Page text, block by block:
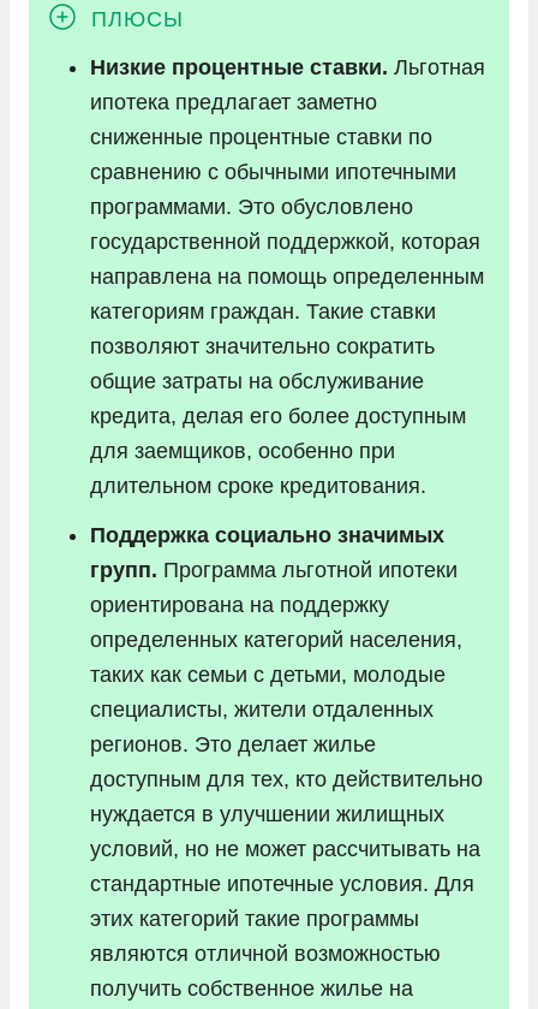
Низкие процентные ставки. Льготная
ипотека предлагает заметно
сниженные процентные ставки по
сравнению с обычными ипотечными
программами. Это обусловлено
государственной поддержкой, которая
направлена на помощь определенным
категориям граждан. Такие ставки
позволяют значительно сократить
общие затраты на обслуживание
кредита, делая его более доступным
для заемщиков, особенно при
длительном сроке кредитования.
Поддержка социально значимых
групп. Программа льготной ипотеки
ориентирована на поддержку
определенных категорий населения,
таких как семьи с детьми, молодые
специалисты, жители отдаленных
регионов. Это делает жилье
доступным для тех, кто действительно
нуждается в улучшении жилищных
условий, но не может рассчитывать на
стандартные ипотечные условия. Для
этих категорий такие программы
являются отличной возможностью
получить собственное жилье на